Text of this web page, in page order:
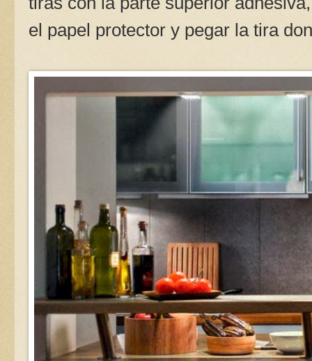
el papel protector y pegar la tira